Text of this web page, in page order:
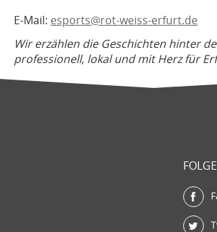
E-Mail: esports@rot-weiss-erfurt.de
Wir erzählen die Geschichten hinter
professionell, lokal und mit Herz für